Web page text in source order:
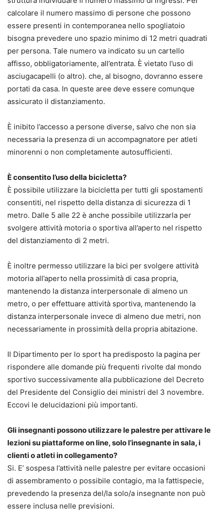
calcolare il numero massimo di persone che possono
essere presenti in contemporanea nello spogliatoio
bisogna prevedere uno spazio minimo di 12 metri quadrati
per persona. Tale numero va indicato su un cartello
affisso, obbligatoriamente, all’entrata. È vietato l’uso di
asciugacapelli (o altro). che, al bisogno, dovranno essere
portati da casa. In queste aree deve essere comunque
assicurato il distanziamento.
È inibito l’accesso a persone diverse, salvo che non sia
necessaria la presenza di un accompagnatore per atleti
minorenni o non completamente autosufficienti.
È consentito l’uso della bicicletta?
È possibile utilizzare la bicicletta per tutti gli spostamenti
consentiti, nel rispetto della distanza di sicurezza di 1
metro. Dalle 5 alle 22 è anche possibile utilizzarla per
svolgere attività motoria o sportiva all’aperto nel rispetto
del distanziamento di 2 metri.
È inoltre permesso utilizzare la bici per svolgere attività
motoria all’aperto nella prossimità di casa propria,
mantenendo la distanza interpersonale di almeno un
metro, o per effettuare attività sportiva, mantenendo la
distanza interpersonale invece di almeno due metri, non
necessariamente in prossimità della propria abitazione.
Il Dipartimento per lo sport ha predisposto la pagina per
rispondere alle domande più frequenti rivolte dal mondo
sportivo successivamente alla pubblicazione del Decreto
del Presidente del Consiglio dei ministri del 3 novembre.
Eccovi le delucidazioni più importanti.
Gli insegnanti possono utilizzare le palestre per attivare le
lezioni su piattaforme on line, solo l’insegnante in sala, i
clienti o atleti in collegamento?
Si. E’ sospesa l’attività nelle palestre per evitare occasioni
di assembramento o possibile contagio, ma la fattispecie,
prevedendo la presenza del/la solo/a insegnante non può
essere inclusa nelle previsioni.